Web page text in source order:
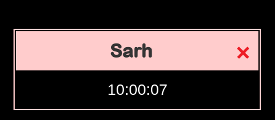
Sarh
10:00:08